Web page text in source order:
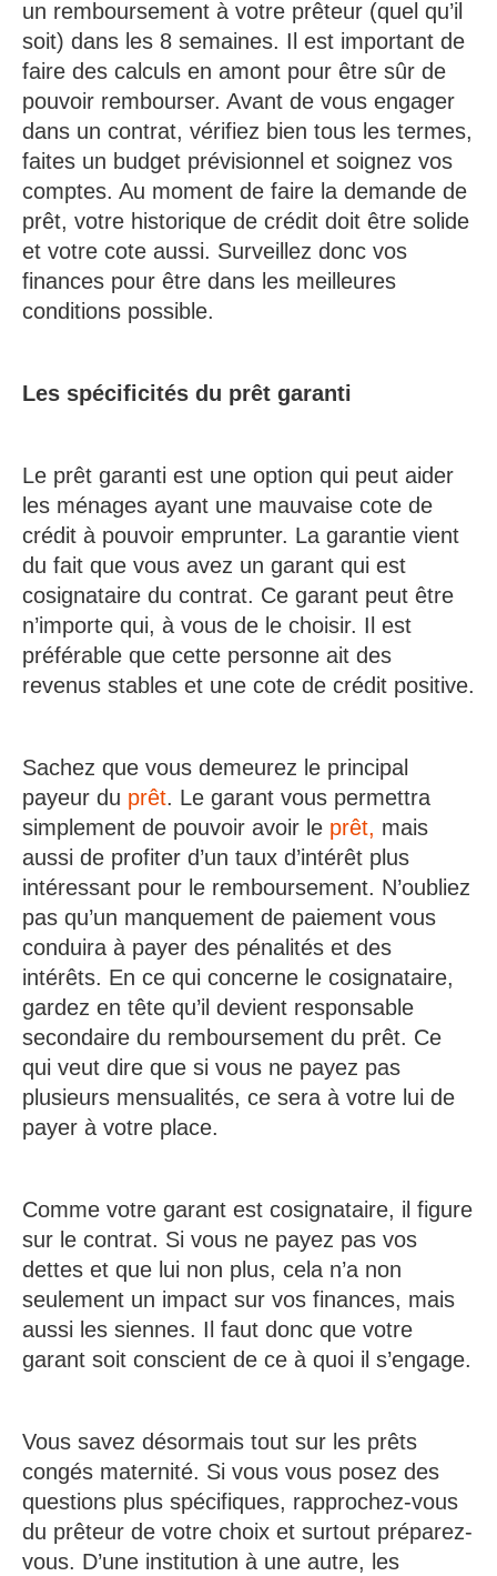
un remboursement à votre prêteur (quel qu’il
soit) dans les 8 semaines. Il est important de
faire des calculs en amont pour être sûr de
pouvoir rembourser. Avant de vous engager
dans un contrat, vérifiez bien tous les termes,
faites un budget prévisionnel et soignez vos
comptes. Au moment de faire la demande de
prêt, votre historique de crédit doit être solide
et votre cote aussi. Surveillez donc vos
finances pour être dans les meilleures
conditions possible.
Les spécificités du prêt garanti
Le prêt garanti est une option qui peut aider
les ménages ayant une mauvaise cote de
crédit à pouvoir emprunter. La garantie vient
du fait que vous avez un garant qui est
cosignataire du contrat. Ce garant peut être
n’importe qui, à vous de le choisir. Il est
préférable que cette personne ait des
revenus stables et une cote de crédit positive.
Sachez que vous demeurez le principal
payeur du prêt. Le garant vous permettra
simplement de pouvoir avoir le prêt, mais
aussi de profiter d’un taux d’intérêt plus
intéressant pour le remboursement. N’oubliez
pas qu’un manquement de paiement vous
conduira à payer des pénalités et des
intérêts. En ce qui concerne le cosignataire,
gardez en tête qu’il devient responsable
secondaire du remboursement du prêt. Ce
qui veut dire que si vous ne payez pas
plusieurs mensualités, ce sera à votre lui de
payer à votre place.
Comme votre garant est cosignataire, il figure
sur le contrat. Si vous ne payez pas vos
dettes et que lui non plus, cela n’a non
seulement un impact sur vos finances, mais
aussi les siennes. Il faut donc que votre
garant soit conscient de ce à quoi il s’engage.
Vous savez désormais tout sur les prêts
congés maternité. Si vous vous posez des
questions plus spécifiques, rapprochez-vous
du prêteur de votre choix et surtout préparez-
vous. D’une institution à une autre, les